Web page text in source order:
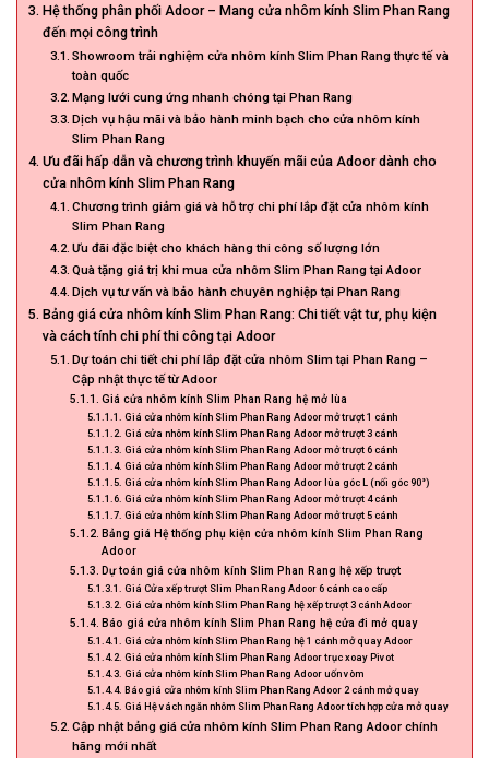
Hệ thống phân phối Adoor – Mang cửa nhôm kính Slim Phan Rang
đến mọi công trình
Showroom trải nghiệm cửa nhôm kính Slim Phan Rang thực tế và
toàn quốc
Mạng lưới cung ứng nhanh chóng tại Phan Rang
Dịch vụ hậu mãi và bảo hành minh bạch cho cửa nhôm kính
Slim Phan Rang
Ưu đãi hấp dẫn và chương trình khuyến mãi của Adoor dành cho
cửa nhôm kính Slim Phan Rang
Chương trình giảm giá và hỗ trợ chi phí lắp đặt cửa nhôm kính
Slim Phan Rang
Ưu đãi đặc biệt cho khách hàng thi công số lượng lớn
Quà tặng giá trị khi mua cửa nhôm Slim Phan Rang tại Adoor
Dịch vụ tư vấn và bảo hành chuyên nghiệp tại Phan Rang
Bảng giá cửa nhôm kính Slim Phan Rang: Chi tiết vật tư, phụ kiện
và cách tính chi phí thi công tại Adoor
Dự toán chi tiết chi phí lắp đặt cửa nhôm Slim tại Phan Rang –
Cập nhật thực tế từ Adoor
Giá cửa nhôm kính Slim Phan Rang hệ mở lùa
Giá cửa nhôm kính Slim Phan Rang Adoor mở trượt 1 cánh
Giá cửa nhôm kính Slim Phan Rang Adoor mở trượt 3 cánh
Giá cửa nhôm kính Slim Phan Rang Adoor mở trượt 6 cánh
Giá cửa nhôm kính Slim Phan Rang Adoor mở trượt 2 cánh
Giá cửa nhôm kính Slim Phan Rang Adoor lùa góc L (nối góc 90°)
Giá cửa nhôm kính Slim Phan Rang Adoor mở trượt 4 cánh
Giá cửa nhôm kính Slim Phan Rang Adoor mở trượt 5 cánh
Bảng giá Hệ thống phụ kiện cửa nhôm kính Slim Phan Rang
Adoor
Dự toán giá cửa nhôm kính Slim Phan Rang hệ xếp trượt
Giá Cửa xếp trượt Slim Phan Rang Adoor 6 cánh cao cấp
Giá cửa nhôm kính Slim Phan Rang hệ xếp trượt 3 cánh Adoor
Báo giá cửa nhôm kính Slim Phan Rang hệ cửa đi mở quay
Giá cửa nhôm kính Slim Phan Rang hệ 1 cánh mở quay Adoor
Giá cửa nhôm kính Slim Phan Rang Adoor trục xoay Pivot
Giá cửa nhôm kính Slim Phan Rang Adoor uốn vòm
Báo giá cửa nhôm kính Slim Phan Rang Adoor 2 cánh mở quay
Giá Hệ vách ngăn nhôm Slim Phan Rang Adoor tích hợp cửa mở quay
Cập nhật bảng giá cửa nhôm kính Slim Phan Rang Adoor chính
hãng mới nhất